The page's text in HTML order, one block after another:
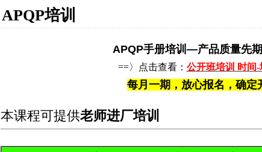
APQP培训
APQP手册培训—产品质量先
==〉点击查看： 公开班培训 时间-
每月一期，放心报名，确定
本课程可提供老师进厂培训